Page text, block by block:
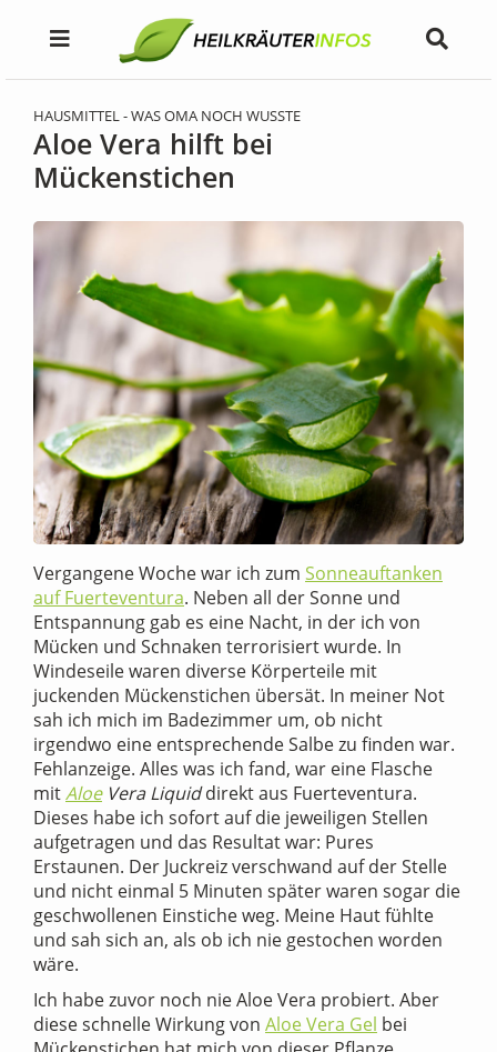
HAUSMITTEL - WAS OMA NOCH WUSSTE
Aloe Vera hilft bei
Mückenstichen
Vergangene Woche war ich zum Sonneauftanken
auf Fuerteventura. Neben all der Sonne und
Entspannung gab es eine Nacht, in der ich von
Mücken und Schnaken terrorisiert wurde. In
Windeseile waren diverse Körperteile mit
juckenden Mückenstichen übersät. In meiner Not
sah ich mich im Badezimmer um, ob nicht
irgendwo eine entsprechende Salbe zu finden war.
Fehlanzeige. Alles was ich fand, war eine Flasche
mitAloeVera Liquiddirekt aus Fuerteventura.
Dieses habe ich sofort auf die jeweiligen Stellen
aufgetragen und das Resultat war: Pures
Erstaunen. Der Juckreiz verschwand auf der Stelle
und nicht einmal 5 Minuten später waren sogar die
geschwollenen Einstiche weg. Meine Haut fühlte
und sah sich an, als ob ich nie gestochen worden
wäre.
Ich habe zuvor noch nie Aloe Vera probiert. Aber
diese schnelle Wirkung von Aloe Vera Gel bei